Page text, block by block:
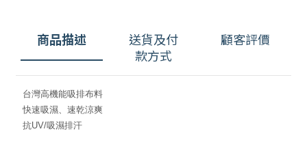
商品描述
送貨及付
款方式
顧客評價
台灣高機能吸排布料
快速吸濕、速乾涼爽
抗UV/吸濕排汗